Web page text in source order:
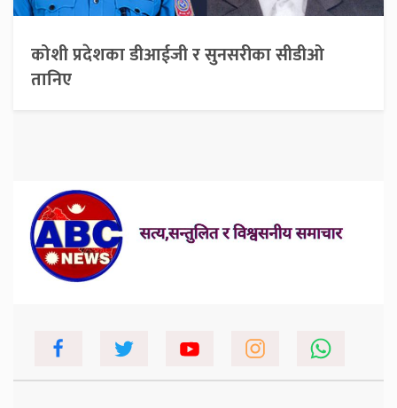
कोशी प्रदेशका डीआईजी र सुनसरीका सीडीओ
तानिए